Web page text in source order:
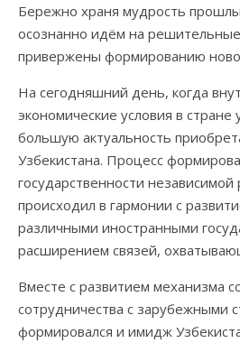
Бережно храня мудрость
осознанно идём на
привержены формированию
На сегодняшний день, когда
экономические условия в
большую актуальность
Узбекистана. Процесс
государственности независимой
происходил в гармонии с
различными иностранными
расширением связей,
Вместе с развитием механизма
сотрудничества с зарубежными
формировался и имидж